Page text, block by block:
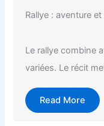
Rallye : aventure
Le rallye combine
variées. Le récit
Read More